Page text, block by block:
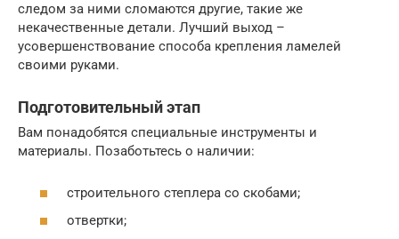
следом за ними сломаются другие, такие же
некачественные детали. Лучший выход –
усовершенствование способа крепления ламелей
своими руками.
Подготовительный этап
Вам понадобятся специальные инструменты и
материалы. Позаботьтесь о наличии:
строительного степлера со скобами;
отвертки;